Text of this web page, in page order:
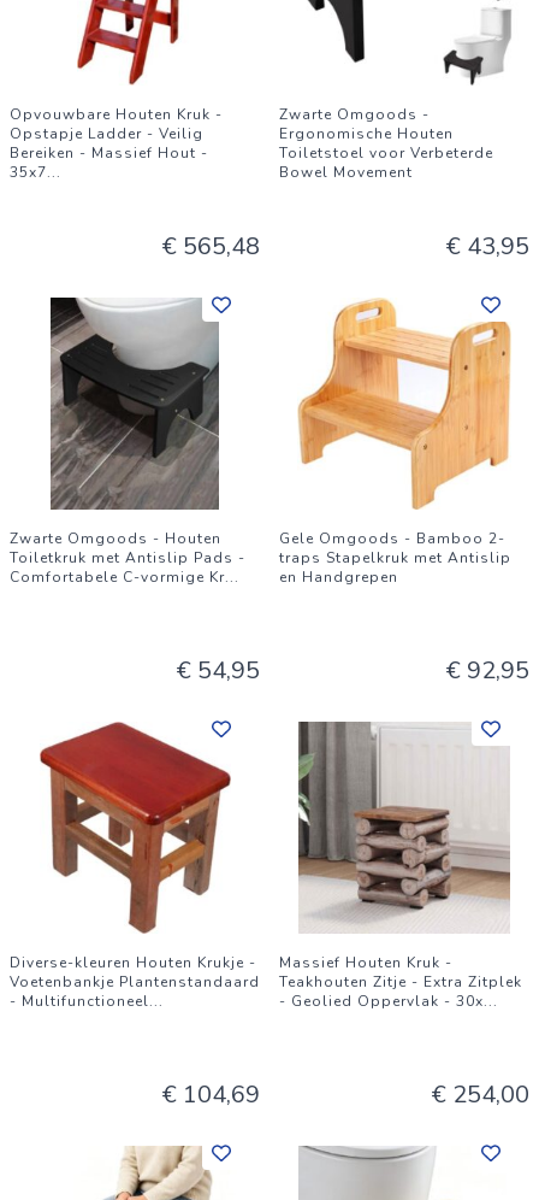
Opvouwbare Houten Kruk -
Opstapje Ladder - Veilig
Bereiken - Massief Hout -
35x7...
€ 565,48
Zwarte Omgoods -
Ergonomische Houten
Toiletstoel voor Verbeterde
Bowel Movement
€ 43,95
Zwarte Omgoods - Houten
Toiletkruk met Antislip Pads -
Comfortabele C-vormige Kr...
€ 54,95
Gele Omgoods - Bamboo 2-
traps Stapelkruk met Antislip
en Handgrepen
€ 92,95
Diverse-kleuren Houten Krukje -
Voetenbankje Plantenstandaard
- Multifunctioneel...
€ 104,69
Massief Houten Kruk -
Teakhouten Zitje - Extra Zitplek
- Geolied Oppervlak - 30x...
€ 254,00